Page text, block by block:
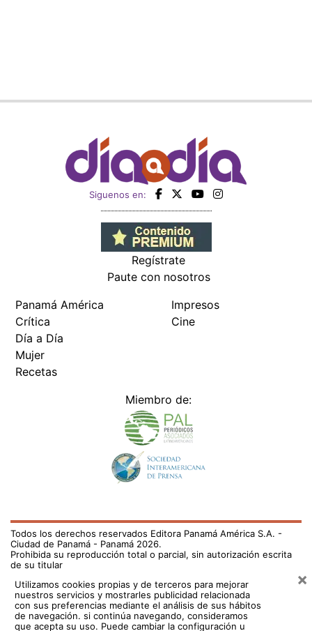
Siguenos en:
Regístrate
Paute con nosotros
Panamá América
Crítica
Día a Día
Mujer
Recetas
Impresos
Cine
Miembro de:
Todos los derechos reservados Editora Panamá América S.A. -
Ciudad de Panamá - Panamá 2026.
Prohibida su reproducción total o parcial, sin autorización escrita
de su titular
Utilizamos cookies propias y de terceros para mejorar
nuestros servicios y mostrarles publicidad relacionada
con sus preferencias mediante el análisis de sus hábitos
de navegación. si continúa navegando, consideramos
que acepta su uso. Puede cambiar la configuración u
×